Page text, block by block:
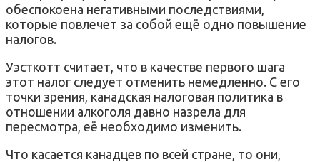
обеспокоена негативными последствиями,
которые повлечет за собой ещё одно повышение
налогов.
Уэсткотт считает, что в качестве первого шага
этот налог следует отменить немедленно. С его
точки зрения, канадская налоговая политика в
отношении алкоголя давно назрела для
пересмотра, её необходимо изменить.
Что касается канадцев по всей стране, то они,